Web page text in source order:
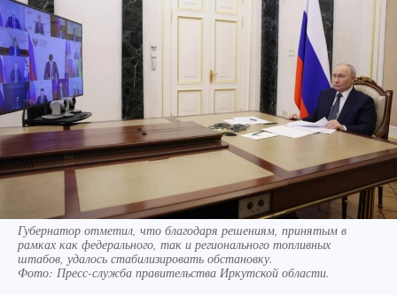
Губернатор отметил, что благодаря решениям, принятым в
рамках как федерального, так и регионального топливных
штабов, удалось стабилизировать обстановку.
Фото: Пресс-служба правительства Иркутской области.